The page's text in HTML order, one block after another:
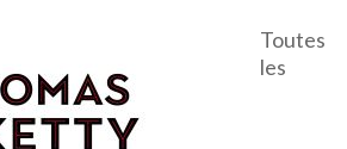
Toutes
les